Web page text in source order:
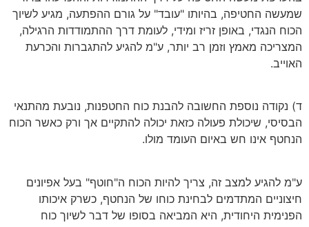
שמעשה החטיפה, בהיותו "עובד" על גורם ההפתעה, מגיע לשיוך
הכוח הנגדי, באופן זריז ומידי, לעומת דרך ההתמודדות הרגילה,
המצריכה מאמץ וזמן רב יותר, ע"מ להגיע להתגברות והכרעת
האוייב.
ד) נקודה נוספת החשובה להבנת כוח החטפנות, נובעת מהתנאי
הבסיסי, שיכולת פעולה כזאת יכולה להתקיים אך ורק כאשר הכוח
הנחטף אינו חש באיום העומד מולו.
ע"מ להגיע למצב זה, צריך להיות הכוח ה"חוטף" בעל אפיונים
חיצוניים המתדמים לבחינת כוחו של הנחטף, כשרק איכותו
הפנימית היחודית, היא המביאה בסופו של דבר לשיוך כוח